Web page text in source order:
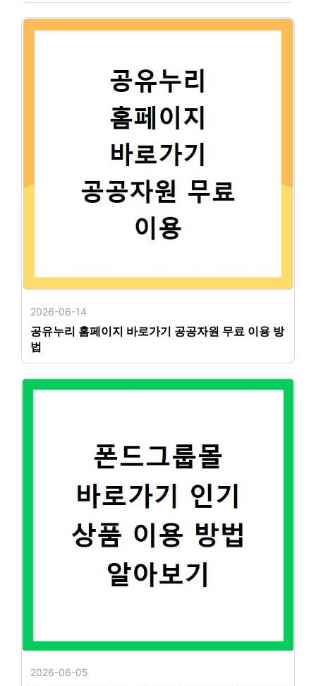
2026-06-14
공유누리 홈페이지 바로가기 공공자원 무료 이용 방
법
2026-06-05